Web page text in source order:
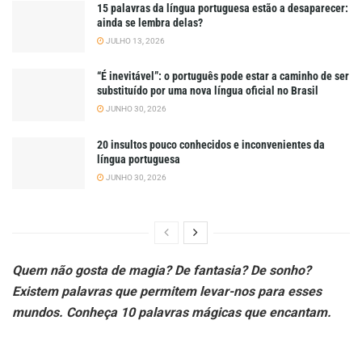
15 palavras da língua portuguesa estão a desaparecer:
ainda se lembra delas?
JULHO 13, 2026
“É inevitável”: o português pode estar a caminho de ser
substituído por uma nova língua oficial no Brasil
JUNHO 30, 2026
20 insultos pouco conhecidos e inconvenientes da
língua portuguesa
JUNHO 30, 2026
Quem não gosta de magia? De fantasia? De sonho?
Existem palavras que permitem levar-nos para esses
mundos. Conheça 10 palavras mágicas que encantam.